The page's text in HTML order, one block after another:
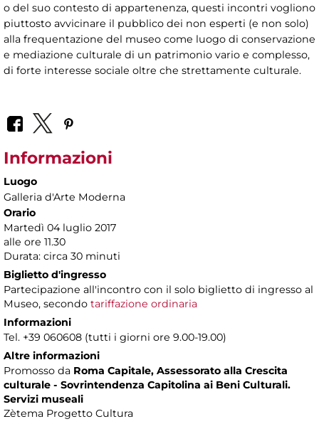
o del suo contesto di appartenenza, questi incontri vogliono
piuttosto avvicinare il pubblico dei non esperti (e non solo)
alla frequentazione del museo come luogo di conservazione
e mediazione culturale di un patrimonio vario e complesso,
di forte interesse sociale oltre che strettamente culturale.
Informazioni
Luogo
Galleria d'Arte Moderna
Orario
Martedì 04 luglio 2017
alle ore 11.30
Durata: circa 30 minuti
Biglietto d'ingresso
Partecipazione all'incontro con il solo biglietto di ingresso al
Museo, secondo tariffazione ordinaria
Informazioni
Tel. +39 060608 (tutti i giorni ore 9.00-19.00)
Altre informazioni
Promosso da Roma Capitale, Assessorato alla Crescita
culturale - Sovrintendenza Capitolina ai Beni Culturali.
Servizi museali
Zètema Progetto Cultura